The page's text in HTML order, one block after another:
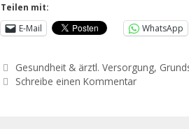
Teilen mit:
E-Mail
WhatsApp
Gesundheit & ärztl. Versorgung,
Schreibe einen Kommentar